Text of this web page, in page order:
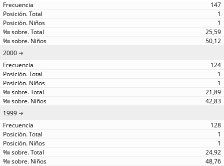
147
1
1
25,59
50,12
2000
124
1
1
21,89
42,83
1999
128
1
1
24,92
48,76